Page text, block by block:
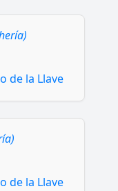
de la Llave
de la Llave